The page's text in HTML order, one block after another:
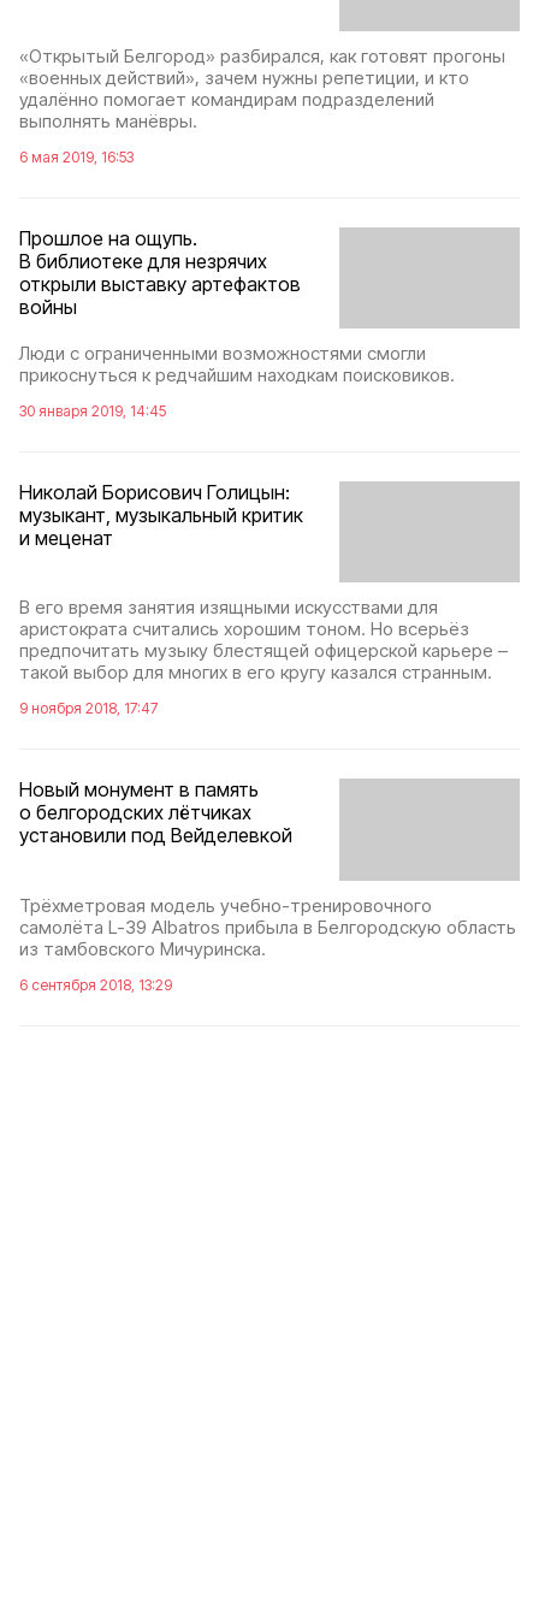
«Открытый Белгород» разбирался, как готовят прогоны
«военных действий», зачем нужны репетиции, и кто
удалённо помогает командирам подразделений
выполнять манёвры.
6 мая 2019, 16:53
Прошлое на ощупь.
В библиотеке для незрячих
открыли выставку артефактов
войны
Люди с ограниченными возможностями смогли
прикоснуться к редчайшим находкам поисковиков.
30 января 2019, 14:45
Николай Борисович Голицын:
музыкант, музыкальный критик
и меценат
В его время занятия изящными искусствами для
аристократа считались хорошим тоном. Но всерьёз
предпочитать музыку блестящей офицерской карьере –
такой выбор для многих в его кругу казался странным.
9 ноября 2018, 17:47
Новый монумент в память
о белгородских лётчиках
установили под Вейделевкой
Трёхметровая модель учебно-тренировочного
самолёта L-39 Albatros прибыла в Белгородскую область
из тамбовского Мичуринска.
6 сентября 2018, 13:29